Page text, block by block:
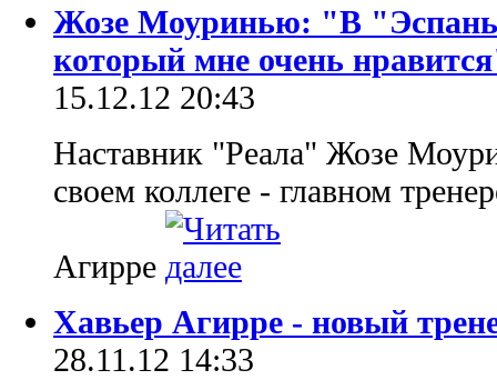
Жозе Моуринью: "В
который мне очень
15.12.12 20:43
Наставник "Реала" Жозе
своем коллеге - главном
Агирре
Хавьер Агирре - новый
28.11.12 14:33